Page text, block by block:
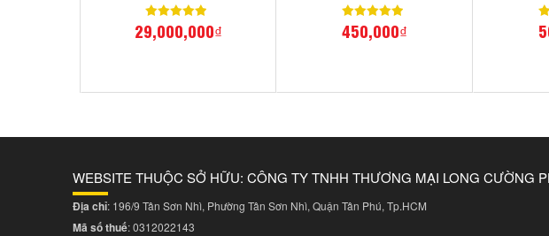
29,000,000₫ 450,000₫
WEBSITE THUỘC SỞ HỮU: CÔNG TY TNHH THƯƠNG MẠI LONG CƯỜNG
Địa chỉ: 196/9 Tân Sơn Nhì, Phường Tân Sơn Nhì, Quận Tân Phú, Tp.HCM
Mã số thuế: 0312022143